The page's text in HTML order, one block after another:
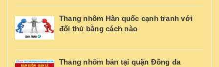
Thang nhôm Hàn quốc cạnh tranh với
đối thủ bằng cách nào
Thang nhôm bán tại quận Đống đa